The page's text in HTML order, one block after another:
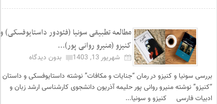
مطالعه تطبیقی سونیا (فئودور داستایوفسکی) و
کنیزو (منیرو روانی پور)...
شهریور 13, 1403
بدون دیدگاه
بررسی سونیا و کنیزو در رمان “جنایات و مکافات” نوشته داستایوفسکی و داستان
“کنیزو” نوشته منیرو روانی پور حلیمه آذریون دانشجوی کارشناسی ارشد زبان و
ادبیات فارسی کنیزو و سونیا...